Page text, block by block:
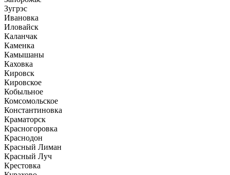
Зугрэс
Ивановка
Иловайск
Каланчак
Каменка
Камышаны
Каховка
Кировск
Кировское
Кобыльное
Комсомольское
Константиновка
Краматорск
Красногоровка
Краснодон
Красный Лиман
Красный Луч
Крестовка